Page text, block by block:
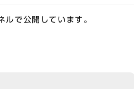
で公開しています。